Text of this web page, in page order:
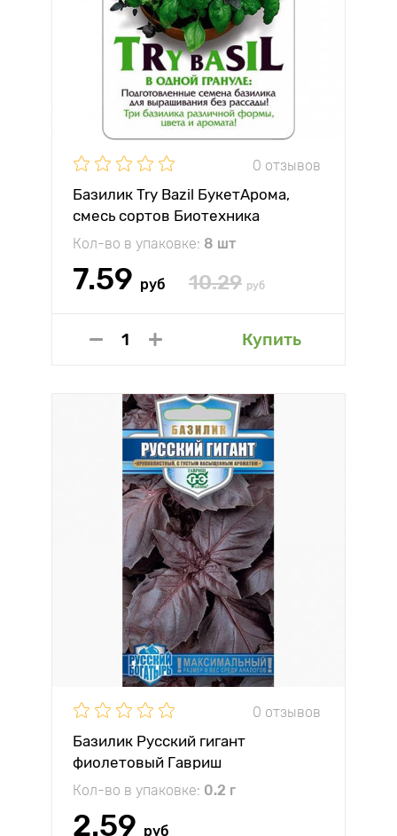
0 отзывов
Базилик Try Bazil БукетАрома,
смесь сортов Биотехника
Кол-во в упаковке: 8 шт
7.59 руб 10.29 руб
Купить
0 отзывов
Базилик Русский гигант
фиолетовый Гавриш
Кол-во в упаковке: 0.2 г
2.59 руб